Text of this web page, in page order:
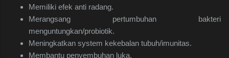
Memiliki efek anti radang.
Merangsang pertumbuhan bakteri
menguntungkan/probiotik.
Meningkatkan system kekebalan tubuh/imunitas.
Membantu penyembuhan luka.